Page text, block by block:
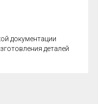
документации
деталей